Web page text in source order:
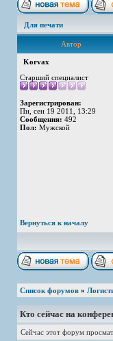
Для печати
Автор
Korvax
Старший специалист
Зарегистрирован:
Пн, сен 19 2011, 13:29
Сообщения: 492
Пол: Мужской
Вернуться к началу
Список форумов »
Кто сейчас на
Сейчас этот форум